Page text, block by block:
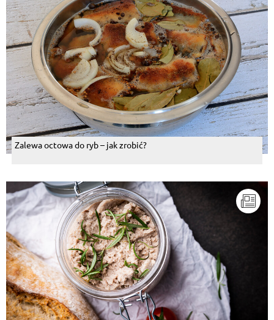
Zalewa octowa do ryb – jak zrobić?